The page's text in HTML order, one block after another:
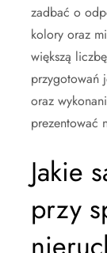
zadbać o
kolory oraz
większą
przygotowań
oraz
prezentować
Jakie
przy